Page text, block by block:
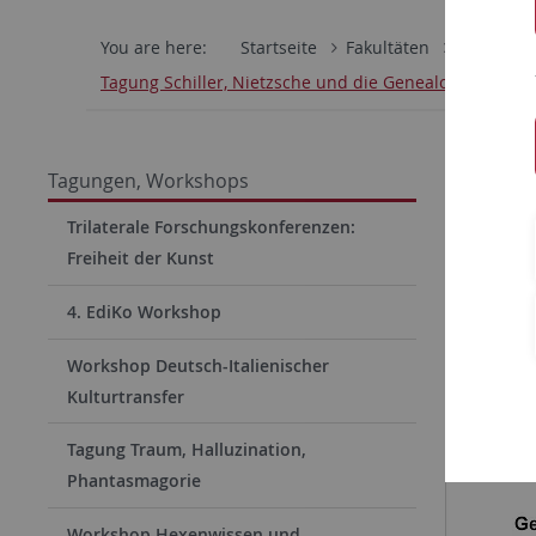
You are here: Startseite Fakultäten
Tagung Schiller, Nietzsche und die Genealogie der
Tagungen, Workshops
Trilaterale Forschungskonferenzen:
Freiheit der Kunst
4. EdiKo Workshop
Workshop Deutsch-Italienischer
Kulturtransfer
Tagung Traum, Halluzination,
Phantasmagorie